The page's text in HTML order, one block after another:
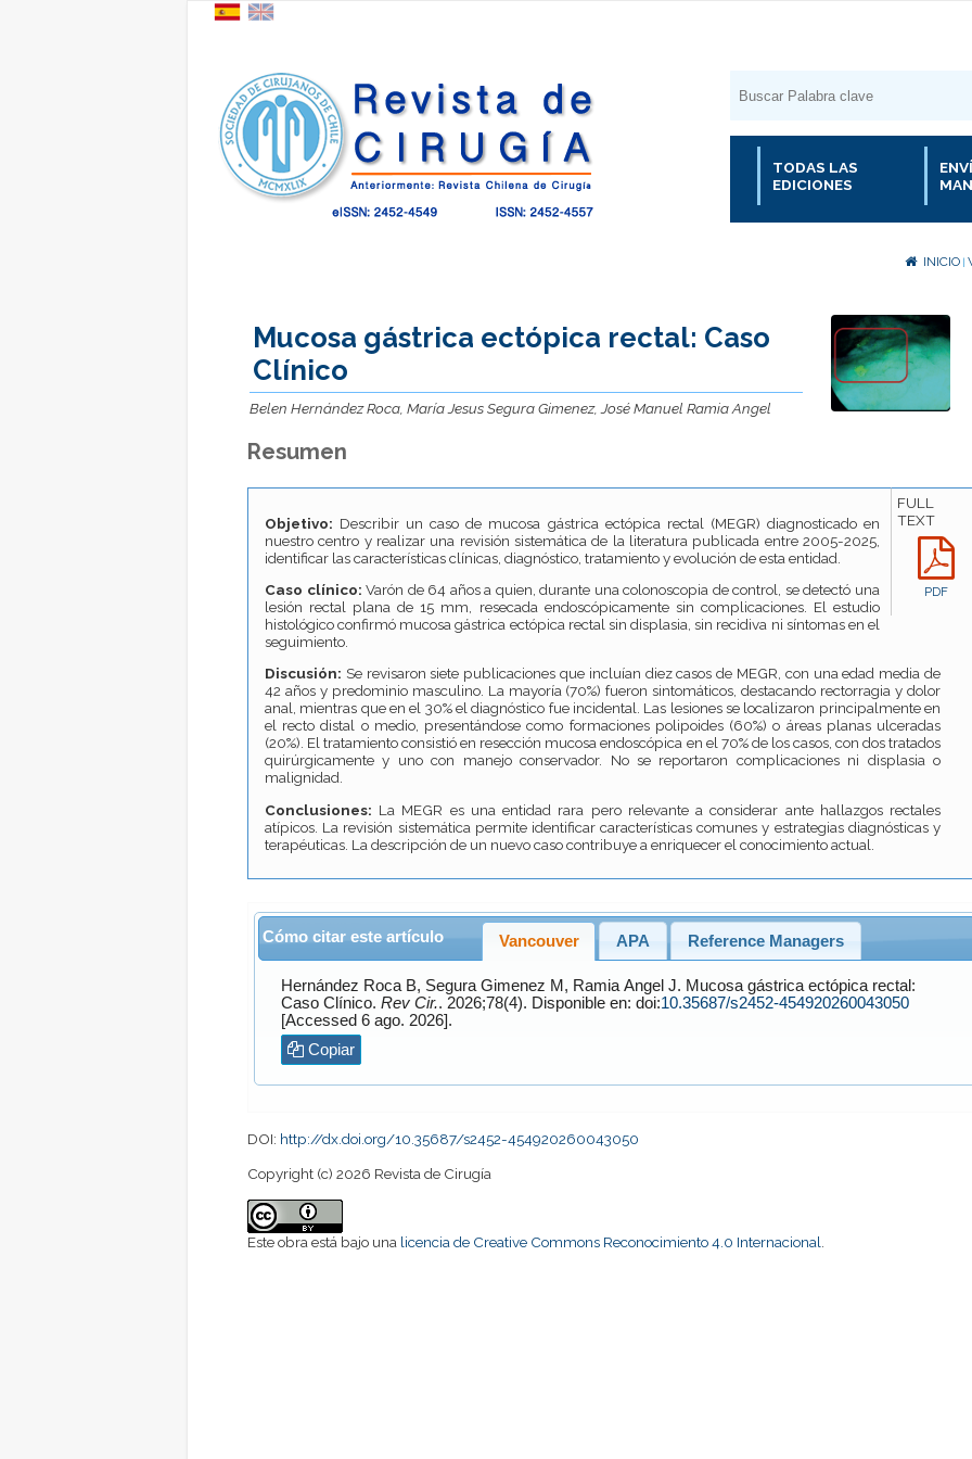
TODAS LAS
EDICIONES
INICIO
Mucosa gástrica ectópica rectal: Caso
Clínico
Belen Hernández Roca, María Jesus Segura Gimenez, José Manuel Ramia Angel
Resumen
FULL
TEXT
PDF
Objetivo: Describir un caso de mucosa gástrica ectópica rectal (MEGR) diagnosticado en
nuestro centro y realizar una revisión sistemática de la literatura publicada entre 2005-2025,
identificar las características clínicas, diagnóstico, tratamiento y evolución de esta entidad.
Caso clínico: Varón de 64 años a quien, durante una colonoscopia de control, se detectó una
lesión rectal plana de 15 mm, resecada endoscópicamente sin complicaciones. El estudio
histológico confirmó mucosa gástrica ectópica rectal sin displasia, sin recidiva ni síntomas en el
seguimiento.
Discusión: Se revisaron siete publicaciones que incluían diez casos de MEGR, con una edad media de
42 años y predominio masculino. La mayoría (70%) fueron sintomáticos, destacando rectorragia y dolor
anal, mientras que en el 30% el diagnóstico fue incidental. Las lesiones se localizaron principalmente en
el recto distal o medio, presentándose como formaciones polipoides (60%) o áreas planas ulceradas
(20%). El tratamiento consistió en resección mucosa endoscópica en el 70% de los casos, con dos tratados
quirúrgicamente y uno con manejo conservador. No se reportaron complicaciones ni displasia o
malignidad.
Conclusiones: La MEGR es una entidad rara pero relevante a considerar ante hallazgos rectales
atípicos. La revisión sistemática permite identificar características comunes y estrategias diagnósticas y
terapéuticas. La descripción de un nuevo caso contribuye a enriquecer el conocimiento actual.
Cómo citar este artículo Vancouver APA Reference Managers
Hernández RocaB, Segura Gimenez M, Ramia Angel J. Mucosa gástrica ectópica rectal:
Caso Clínico. Rev Cir. . 2026;78(4). Disponible en: doi:10.35687/s2452-454920260043050
[Accessed 6 ago. 2026].
Copiar
DOI: http://dx.doi.org/10.35687/s2452-454920260043050
Copyright (c) 2026 Revista de Cirugía
Este obra está bajo una licencia de Creative Commons Reconocimiento 4.0 Internacional